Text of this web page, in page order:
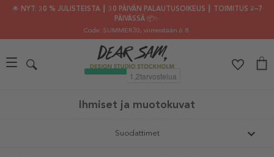
🌟 NYT: 30 % JULISTEISTA ┃ 30 PÄIVÄN PALAUTUSOIKEUS ┃ TOIMITUS 2–7
PÄIVÄSSÄ 📦✨
Code: SUMMER30, viimeistään 6.8.
Ihmiset ja muotokuvat
Suodattimet